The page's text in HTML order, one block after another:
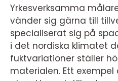
Yrkesverksamma
vänder sig gärna till
specialiserat sig på
i det nordiska klimatet
fuktvariationer ställer
materialen. Ett exempel